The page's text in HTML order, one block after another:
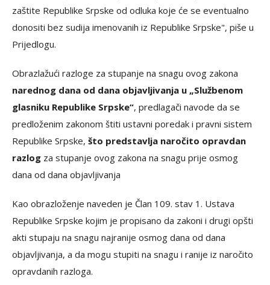
zaštite Republike Srpske od odluka koje će se eventualno
donositi bez sudija imenovanih iz Republike Srpske", piše u
Prijedlogu.
Obrazlažući razloge za stupanje na snagu ovog zakona
narednog dana od dana objavljivanja u „Službenom
glasniku Republike Srpske“, predlagači navode da se
predloženim zakonom štiti ustavni poredak i pravni sistem
Republike Srpske, što predstavlja naročito opravdan
razlog za stupanje ovog zakona na snagu prije osmog
dana od dana objavljivanja
Kao obrazloženje naveden je Član 109. stav 1. Ustava
Republike Srpske kojim je propisano da zakoni i drugi opšti
akti stupaju na snagu najranije osmog dana od dana
objavljivanja, a da mogu stupiti na snagu i ranije iz naročito
opravdanih razloga.